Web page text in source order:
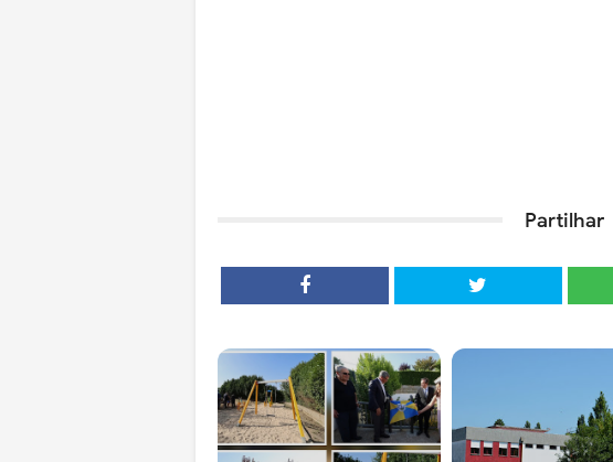
Partilhar